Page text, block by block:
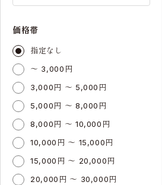
価格帯
指定なし
～ 3,000円
3,000円 ～ 5,000円
5,000円 ～ 8,000円
8,000円 ～ 10,000円
10,000円 ～ 15,000円
15,000円 ～ 20,000円
20,000円 ～ 30,000円